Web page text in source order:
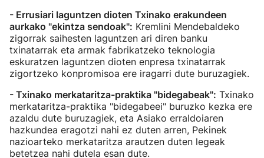
- Errusiari laguntzen dioten Txinako erakundeen
aurkako "ekintza sendoak": Kremlini Mendebaldeko
zigorrak saihesten laguntzen ari diren banku
txinatarrak eta armak fabrikatzeko teknologia
eskuratzen laguntzen dioten enpresa txinatarrak
zigortzeko konpromisoa ere iragarri dute buruzagiek.
- Txinako merkataritza-praktika "bidegabeak": Txinako
merkataritza-praktika "bidegabeei" buruzko kezka ere
azaldu dute buruzagiek, eta Asiako erraldoiaren
hazkundea eragotzi nahi ez duten arren, Pekinek
nazioarteko merkataritza arautzen duten legeak
betetzea nahi dutela esan dute.